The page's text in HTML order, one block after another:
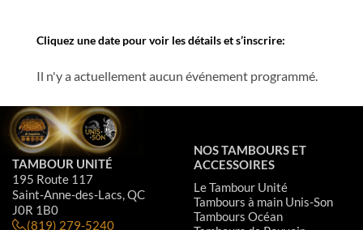
Cliquez une date pour voir les détails et s’inscrire:
Il n'y a actuellement aucun événement programmé.
TAMBOUR UNITÉ
195 Route 117
Saint-Anne-des-Lacs, QC
J0R 1B0
(819) 279-5240
NOS TAMBOURS ET
ACCESSOIRES
Le Tambour Unité
Tambours à main Unis-Son
Tambours Océan